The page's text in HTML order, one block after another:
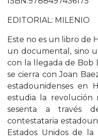
EDITORIAL: MILENIO
Este no es un libro de
un documental, sino
con la llegada de Bob
se cierra con Joan
estadounidenses en
estudia la revolución
sesenta a través
contestataria
Estados Unidos de